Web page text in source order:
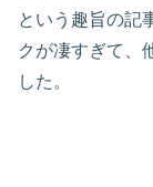
という趣旨の記
クが凄すぎて、
した。